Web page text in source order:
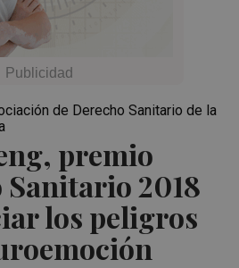
premio
2018
los peligros
de Derecho Sanitario de la